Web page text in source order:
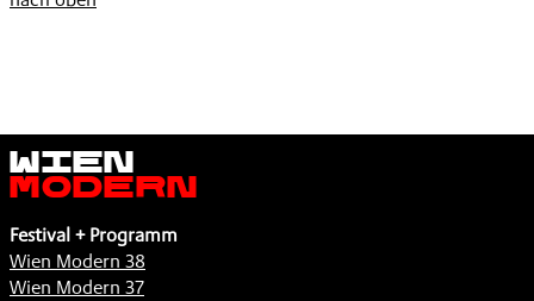
Wien
Modern
Festival + Programm
Wien Modern 38
Wien Modern 37